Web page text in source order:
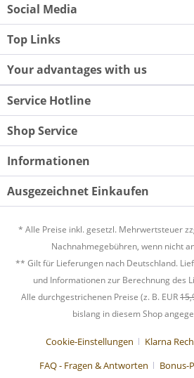
Social Media
Top Links
Your advantages with us
Service Hotline
Shop Service
Informationen
Ausgezeichnet Einkaufen
* Alle Preise inkl. gesetzl. Mehrwertsteuer
Nachnahmegebühren, wenn nicht
** Gilt für Lieferungen nach Deutschland.
und Informationen zur Berechnung des
Alle durchgestrichenen Preise (z. B. EUR
bislang in diesem Shop
Cookie-Einstellungen Klarna
FAQ - Fragen & Antworten
Bonus-